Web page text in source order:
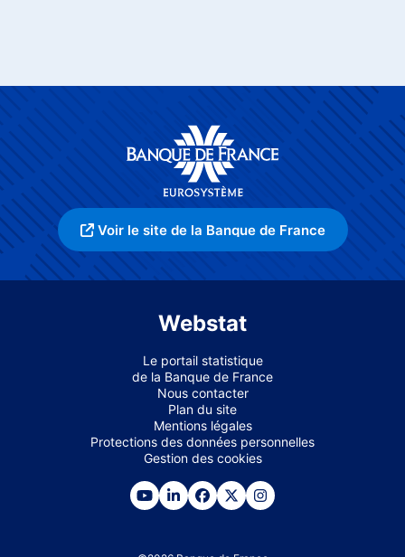
Voir le site de la Banque de France
Webstat
Le portail statistique
de la Banque de France
Nous contacter
Plan du site
Mentions légales
Protections des données personnelles
Gestion des cookies